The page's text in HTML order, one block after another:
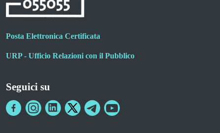
Posta Elettronica Certificata
URP - Ufficio Relazioni con il Pubblico
Seguici su